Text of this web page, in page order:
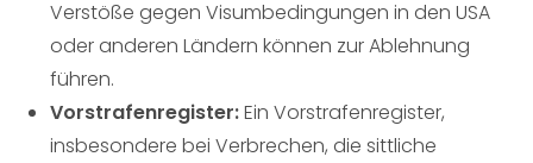
Verstöße gegen Visumbedingungen in den USA
oder anderen Ländern können zur Ablehnung
führen.
Vorstrafenregister:Ein Vorstrafenregister,
insbesondere bei Verbrechen, die sittliche